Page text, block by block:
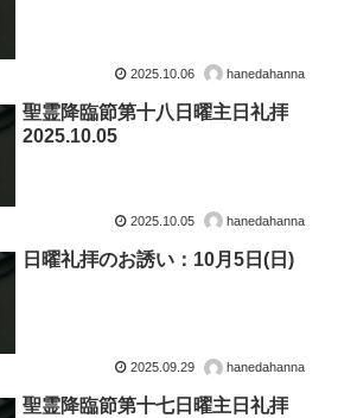
2025.10.06 hanedahanna
聖霊降臨節第十八日曜主日礼拝
2025.10.05
2025.10.05 hanedahanna
日曜礼拝のお誘い：10月5日(日)
2025.09.29 hanedahanna
聖霊降臨節第十七日曜主日礼拝